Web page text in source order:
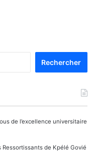
de l’excellence universitaire
de Kpélé Govié